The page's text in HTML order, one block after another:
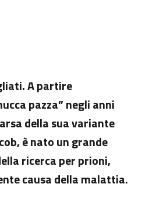
A partire
pazza” negli anni
della sua variante
è nato un grande
ricerca per prioni,
causa della malattia.